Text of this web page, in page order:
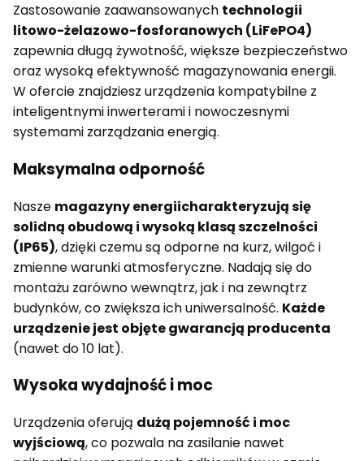
Zastosowanie zaawansowanych technologii
litowo-żelazowo-fosforanowych (LiFePO4)
zapewnia długą żywotność, większe bezpieczeństwo
oraz wysoką efektywność magazynowania energii.
W ofercie znajdziesz urządzenia kompatybilne z
inteligentnymi inwerterami i nowoczesnymi
systemami zarządzania energią.
Maksymalna odporność
Nasze magazyny energiicharakteryzują się
solidną obudową i wysoką klasą szczelności
(IP65), dzięki czemu są odporne na kurz, wilgoć i
zmienne warunki atmosferyczne. Nadają się do
montażu zarówno wewnątrz, jak i na zewnątrz
budynków, co zwiększa ich uniwersalność. Każde
urządzenie jest objęte gwarancją producenta
(nawet do 10 lat).
Wysoka wydajność i moc
Urządzenia oferują dużą pojemność i moc
wyjściową, co pozwala na zasilanie nawet